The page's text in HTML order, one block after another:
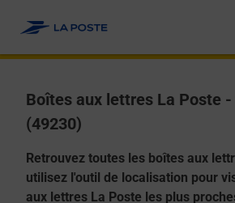
Boîtes aux lettres La Poste
(49230)
Retrouvez toutes les boîtes aux
utilisez l'outil de localisation pour
aux lettres La Poste les plus